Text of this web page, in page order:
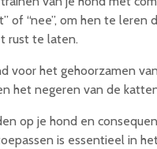
of “nee”, om hen te leren
rust te laten.
voor het gehoorzamen
het negeren van de
op je hond en
is essentieel in